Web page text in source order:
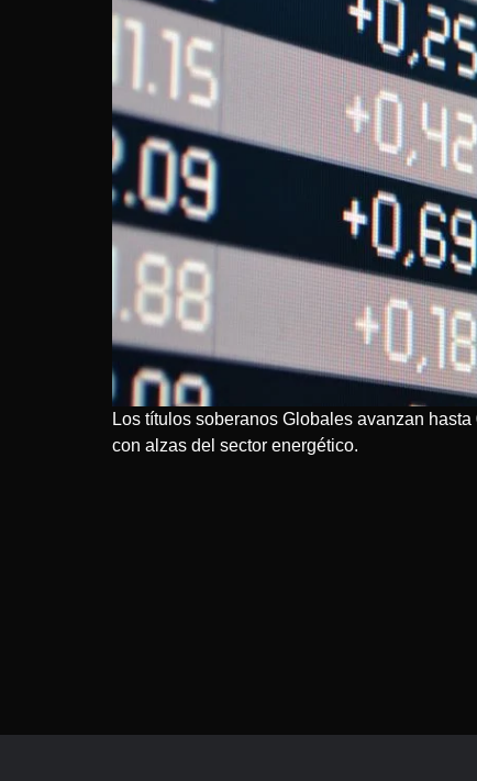
Los títulos soberanos Globales avanzan
con alzas del sector energético.